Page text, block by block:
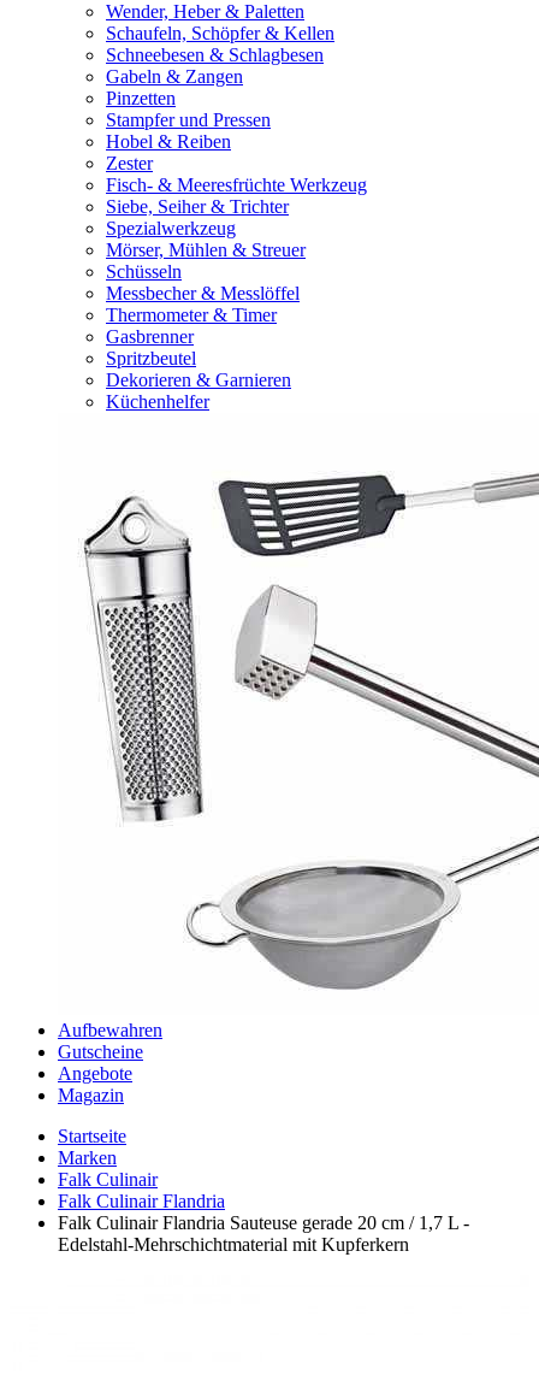
Wender, Heber & Paletten
Schaufeln, Schöpfer & Kellen
Schneebesen & Schlagbesen
Gabeln & Zangen
Pinzetten
Stampfer und Pressen
Hobel & Reiben
Zester
Fisch- & Meeresfrüchte Werkzeug
Siebe, Seiher & Trichter
Spezialwerkzeug
Mörser, Mühlen & Streuer
Schüsseln
Messbecher & Messlöffel
Thermometer & Timer
Gasbrenner
Spritzbeutel
Dekorieren & Garnieren
Küchenhelfer
Aufbewahren
Gutscheine
Angebote
Magazin
Startseite
Marken
Falk Culinair
Falk Culinair Flandria
Falk Culinair Flandria Sauteuse gerade 20 cm / 1,7 L -
Edelstahl-Mehrschichtmaterial mit Kupferkern